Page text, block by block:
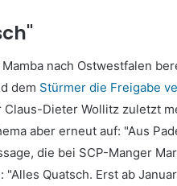
nach Ostwestfalen
dem Stürmer die Freigabe
Dieter Wollitz zuletzt
aber erneut auf: "Aus
die bei SCP-Manger
"Alles Quatsch. Erst ab